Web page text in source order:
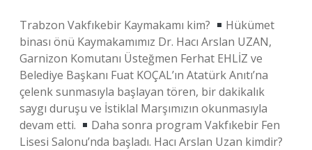
Trabzon Vakfıkebir Kaymakamı kim?
Hükümet
binası önü Kaymakamımız Dr. Hacı Arslan UZAN,
Garnizon Komutanı Üsteğmen Ferhat EHLİZ ve
Belediye Başkanı Fuat KOÇAL’ın Atatürk Anıtı’na
çelenk sunmasıyla başlayan tören, bir dakikalık
saygı duruşu ve İstiklal Marşımızın okunmasıyla
devam etti.
Daha sonra program Vakfıkebir Fen
Lisesi Salonu’nda başladı. Hacı Arslan Uzan kimdir?